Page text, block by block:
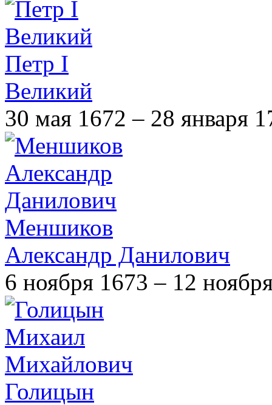
Петр I
Великий
30 мая 1672 – 28 января
Меншиков
Александр Данилович
6 ноября 1673 – 12
Голицын